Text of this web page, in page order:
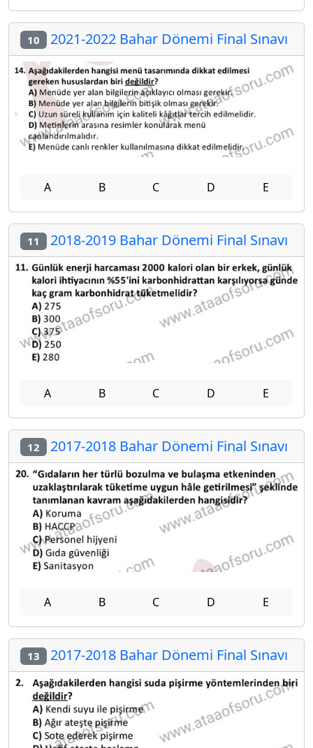
10 2021-2022 Bahar Dönemi Final Sınavı
A B C D E
11 2018-2019 Bahar Dönemi Final Sınavı
A B C D E
12 2017-2018 Bahar Dönemi Final Sınavı
A B C D E
13 2017-2018 Bahar Dönemi Final Sınavı